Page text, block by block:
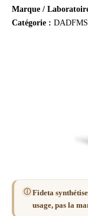
Marque /
Catégorie :
ⓘ Fideta
usage, pas la